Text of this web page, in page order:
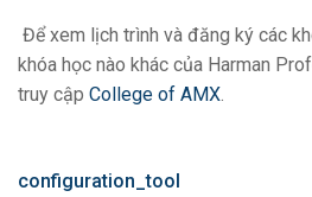
Để xem lịch trình và đăng ký các
khóa học nào khác của Harman
truy cập College of AMX.
configuration_tool